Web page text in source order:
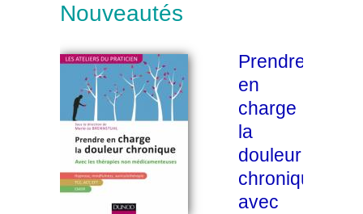
Nouveautés
Prendre
en
charge
la
douleur
chronique
avec